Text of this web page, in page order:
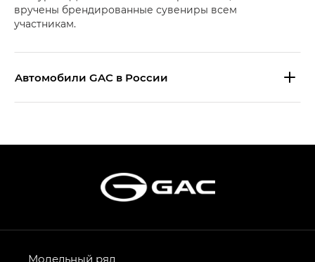
вручены брендированные сувениры всем
участникам.
Aвтомобили GAC в России
Эс Икс ПРЕМИУМ — SX PREMIUM
S7 — Эс 7 (S7) в комплектациях
Эс Икс ПРЕМИУМ — SX PREMIUM, Эс Тэ — ST
в комплектации Экс ПРЕМИУМ — EX PREMIUM
AION V — Айон Ви в комплектациях Экс — EX,
Модельный ряд